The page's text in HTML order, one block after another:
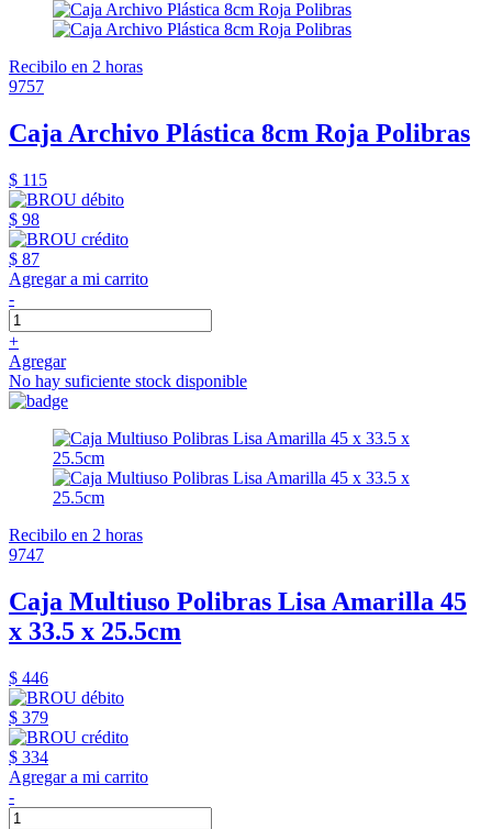
Recibilo en 2 horas
9757
Caja Archivo Plástica 8cm Roja Polibras
$ 115
$ 98
$ 87
Agregar a mi carrito
-
+
Agregar
No hay suficiente stock disponible
Recibilo en 2 horas
9747
Caja Multiuso Polibras Lisa Amarilla 45
x 33.5 x 25.5cm
$ 446
$ 379
$ 334
Agregar a mi carrito
-